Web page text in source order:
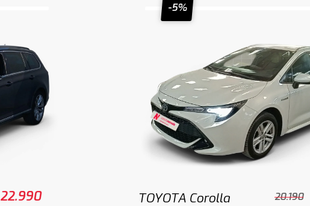
22.990
-5%
TOYOTA Corolla
20.190